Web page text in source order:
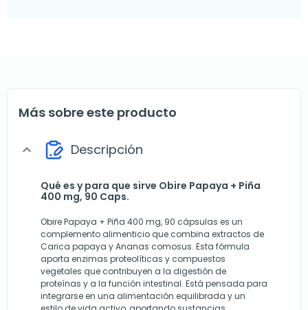
Más sobre este producto
expand_more Descripción
Qué es y para que sirve Obire Papaya + Piña
400 mg, 90 Caps.
Obire Papaya + Piña 400 mg, 90 cápsulas es un
complemento alimenticio que combina extractos de
Carica papaya y Ananas comosus. Esta fórmula
aporta enzimas proteolíticas y compuestos
vegetales que contribuyen a la digestión de
proteínas y a la función intestinal. Está pensada para
integrarse en una alimentación equilibrada y un